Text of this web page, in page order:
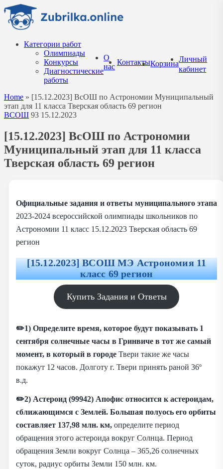
Перейти
содержанию
Категории работ
Олимпиады
Конкурсы
Диагностические
работы
О
нас
КонтактыКорзина
Личный
кабинет
Home » [15.12.2023] ВсОШ по Астрономии Муниципальный
этап для 11 класса Тверская область 69 регион
ВСОШ 93 15.12.2023
[15.12.2023] ВсОШ по Астрономии
Муниципальный этап для 11 класса
Тверская область 69 регион
Официальные задания и ответы муниципального этапа
2023-2024 всероссийской олимпиады школьников по
Астрономии 11 класс 15.12.2023 Тверская область 69
регион
[15.12.2023] ВСОШ МЭ Астрономия 11
класс 69 регион
Купить Задания и Ответы
✏️1) Определите время, которое будут показывать 1
сентября солнечные часы в Гринвиче в тот же самый
момент, в который в городе Твери такие же часы
покажут 12 часов. Долготу г. Твери принять раной 36º
в.д.
✏️2) Астероид (99942) Апофис относится к астероидам,
сближающимся с Землей. Большая полуось его орбиты
составляет 137,98 млн. км, определите период
обращения этого астероида вокруг Солнца. Период
обращения Земли вокруг Солнца – 365,26 солнечных
суток, радиус орбиты Земли 150 млн. км.